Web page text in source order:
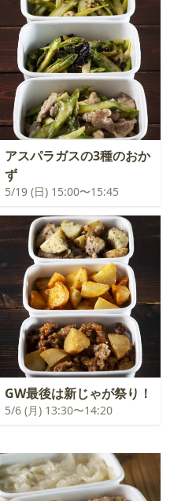
アスパラガスの3種のおか
ず
5/19 (日) 15:00〜15:45
GW最後は新じゃが祭り！
5/6 (月) 13:30〜14:20